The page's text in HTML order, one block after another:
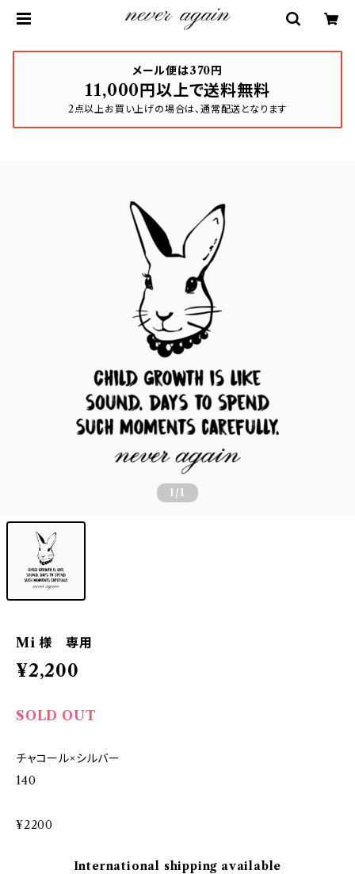
メール便は370円
11,000円以上で送料無料
2点以上お買い上げの場合は、通常配送となります
1 /1
Mi 様 専用
¥2,200
SOLD OUT
チャコール×シルバー
140
¥2200
International shipping available